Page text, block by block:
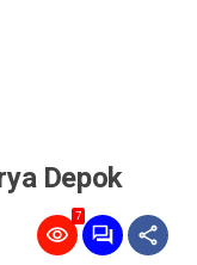
Depok
7